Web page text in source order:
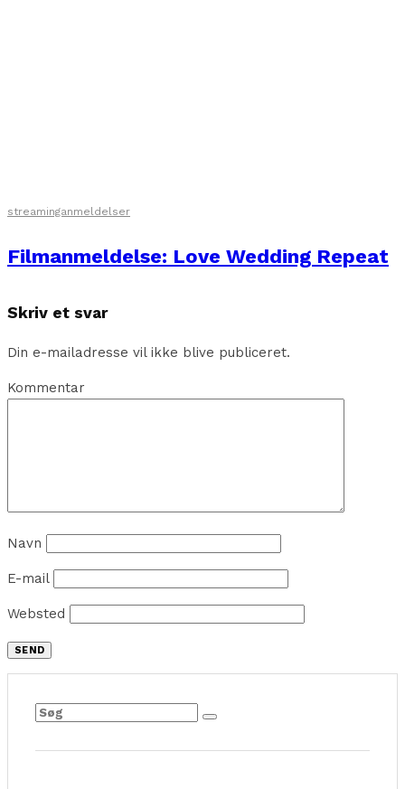
streaminganmeldelser
Filmanmeldelse: Love Wedding Repeat
Skriv et svar
Din e-mailadresse vil ikke blive publiceret.
Kommentar
Navn
E-mail
Websted